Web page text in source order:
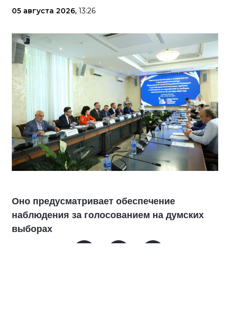
05 августа 2026, 13:26
Оно предусматривает обеспечение
наблюдения за голосованием на думских
выборах